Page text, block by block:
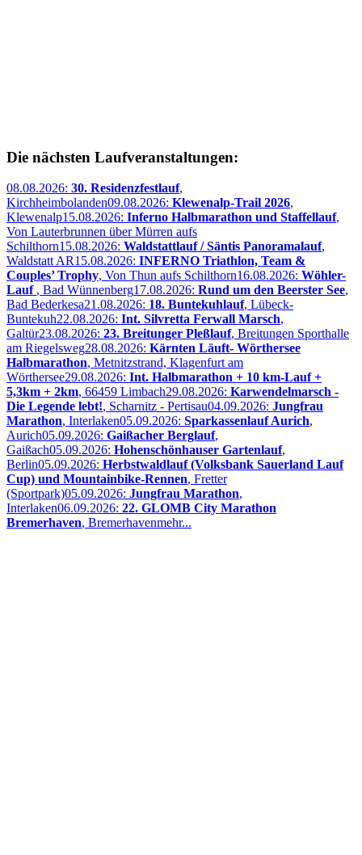
Die nächsten Laufveranstaltungen:
08.08.2026: 30. Residenzfestlauf,
Kirchheimbolanden09.08.2026: Klewenalp-Trail 2026,
Klewenalp15.08.2026: Inferno Halbmarathon und Staffellauf,
Von Lauterbrunnen über Mürren aufs
Schilthorn15.08.2026: Waldstattlauf / Säntis Panoramalauf,
Waldstatt AR15.08.2026: INFERNO Triathlon, Team &
Couples’ Trophy, Von Thun aufs Schilthorn16.08.2026: Wöhler-
Lauf , Bad Wünnenberg17.08.2026: Rund um den Beerster See,
Bad Bederkesa21.08.2026: 18. Buntekuhlauf, Lübeck-
Buntekuh22.08.2026: Int. Silvretta Ferwall Marsch,
Galtür23.08.2026: 23. Breitunger Pleßlauf, Breitungen Sporthalle
am Riegelsweg28.08.2026: Kärnten Läuft- Wörthersee
Halbmarathon, Metnitzstrand, Klagenfurt am
Wörthersee29.08.2026: Int. Halbmarathon + 10 km-Lauf +
5,3km + 2km, 66459 Limbach29.08.2026: Karwendelmarsch -
Die Legende lebt!, Scharnitz - Pertisau04.09.2026: Jungfrau
Marathon, Interlaken05.09.2026: Sparkassenlauf Aurich,
Aurich05.09.2026: Gaißacher Berglauf,
Gaißach05.09.2026: Hohenschönhauser Gartenlauf,
Berlin05.09.2026: Herbstwaldlauf (Volksbank Sauerland Lauf
Cup) und Mountainbike-Rennen, Fretter
(Sportpark)05.09.2026: Jungfrau Marathon,
Interlaken06.09.2026: 22. GLOMB City Marathon
Bremerhaven, Bremerhavenmehr...